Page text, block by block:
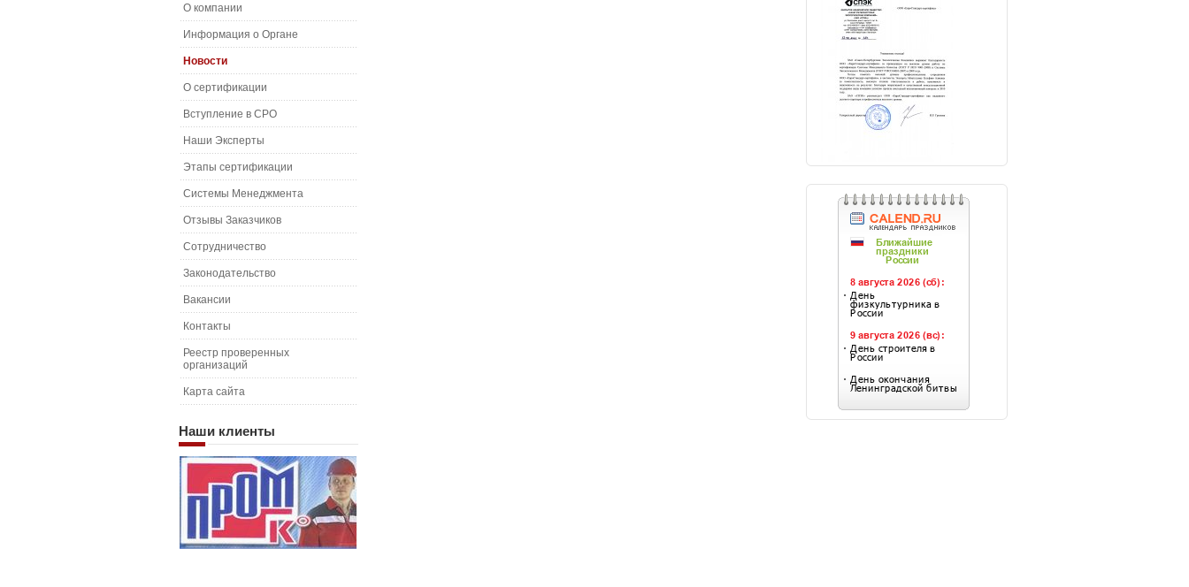
О компании
Информация о Органе
Новости
О сертификации
Вступление в СРО
Наши Эксперты
Этапы сертификации
Системы Менеджмента
Отзывы Заказчиков
Сотрудничество
Законодательство
Вакансии
Контакты
Реестр проверенных
организаций
Карта сайта
Наши клиенты